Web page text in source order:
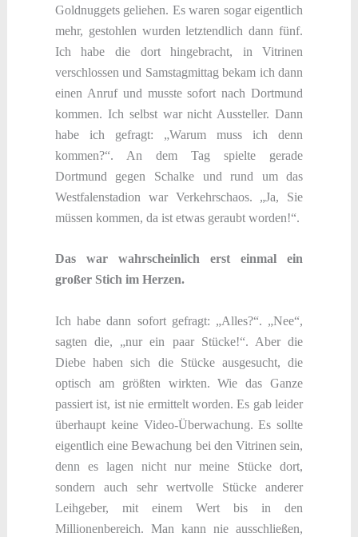
Goldnuggets geliehen. Es waren sogar eigentlich
mehr, gestohlen wurden letztendlich dann fünf.
Ich habe die dort hingebracht, in Vitrinen
verschlossen und Samstagmittag bekam ich dann
einen Anruf und musste sofort nach Dortmund
kommen. Ich selbst war nicht Aussteller. Dann
habe ich gefragt: „Warum muss ich denn
kommen?“. An dem Tag spielte gerade
Dortmund gegen Schalke und rund um das
Westfalenstadion war Verkehrschaos. „Ja, Sie
müssen kommen, da ist etwas geraubt worden!“.
Das war wahrscheinlich erst einmal ein
großer Stich im Herzen.
Ich habe dann sofort gefragt: „Alles?“. „Nee“,
sagten die, „nur ein paar Stücke!“. Aber die
Diebe haben sich die Stücke ausgesucht, die
optisch am größten wirkten. Wie das Ganze
passiert ist, ist nie ermittelt worden. Es gab leider
überhaupt keine Video-Überwachung. Es sollte
eigentlich eine Bewachung bei den Vitrinen sein,
denn es lagen nicht nur meine Stücke dort,
sondern auch sehr wertvolle Stücke anderer
Leihgeber, mit einem Wert bis in den
Millionenbereich. Man kann nie ausschließen,